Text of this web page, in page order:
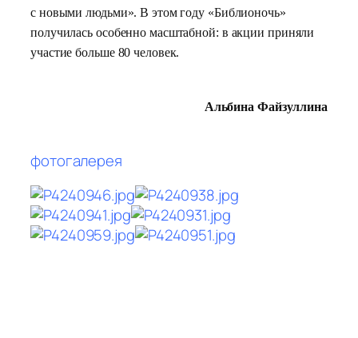
с новыми людьми». В этом году «Библионочь»
получилась особенно масштабной: в акции приняли
участие больше 80 человек.
Альбина Файзуллина
фотогалерея